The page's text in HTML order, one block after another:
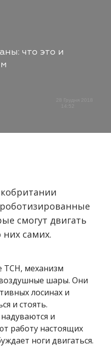
что это и
28 Грудня 2018
смогут двигать
самих.
ТСН, механизм
шары. Они
лосинах и
и стоять.
и
работу настоящих
ноги двигаться.